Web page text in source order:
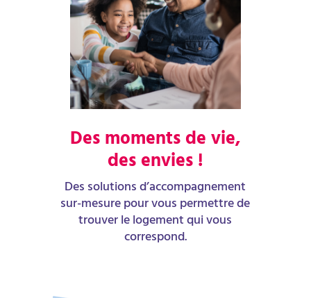
Des moments de vie,
des envies !
Des solutions d’accompagnement
sur-mesure pour vous permettre de
trouver le logement qui vous
correspond.